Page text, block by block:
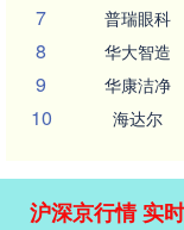
7 普瑞眼科
8 华大智造
9 华康洁净
10 海达尔
沪深京行情 实